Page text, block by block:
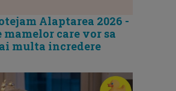
Alaptarea 2026 -
care vor sa
multa incredere